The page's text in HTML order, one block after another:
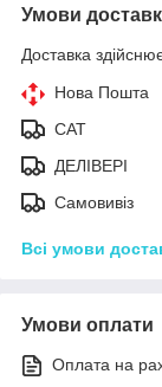
Умови
Доставка
Нова Пошта
САТ
ДЕЛІВЕРІ
Самовивіз
Всі умови
Умови оплати
Оплата на